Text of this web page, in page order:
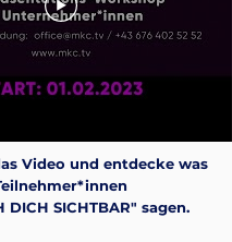
Video und entdecke was
DICH SICHTBAR" sagen.